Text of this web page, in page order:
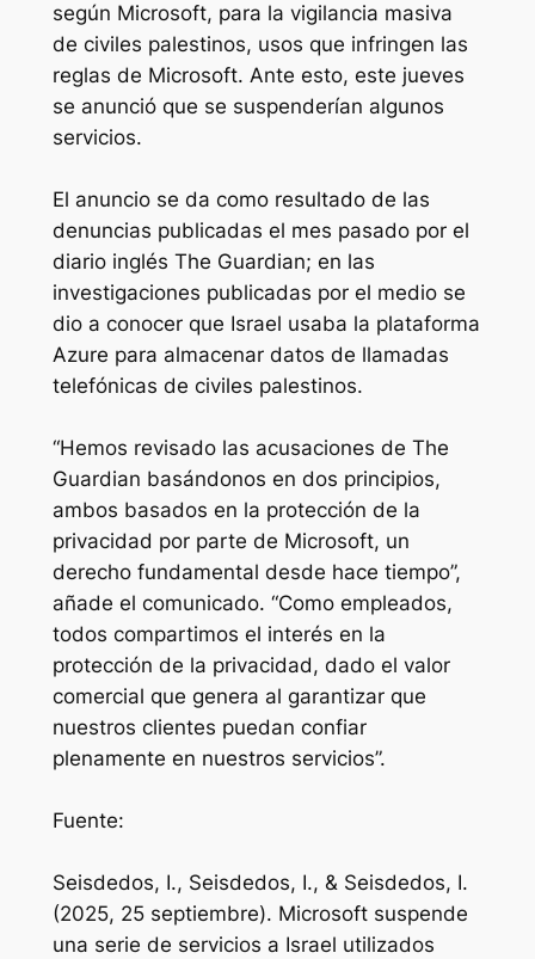
según Microsoft, para la vigilancia masiva
de civiles palestinos, usos que infringen las
reglas de Microsoft. Ante esto, este jueves
se anunció que se suspenderían algunos
servicios.
El anuncio se da como resultado de las
denuncias publicadas el mes pasado por el
diario inglés The Guardian; en las
investigaciones publicadas por el medio se
dio a conocer que Israel usaba la plataforma
Azure para almacenar datos de llamadas
telefónicas de civiles palestinos.
“Hemos revisado las acusaciones de The
Guardian basándonos en dos principios,
ambos basados en la protección de la
privacidad por parte de Microsoft, un
derecho fundamental desde hace tiempo”,
añade el comunicado. “Como empleados,
todos compartimos el interés en la
protección de la privacidad, dado el valor
comercial que genera al garantizar que
nuestros clientes puedan confiar
plenamente en nuestros servicios”.
Fuente:
Seisdedos, I., Seisdedos, I., & Seisdedos, I.
(2025, 25 septiembre). Microsoft suspende
una serie de servicios a Israel utilizados